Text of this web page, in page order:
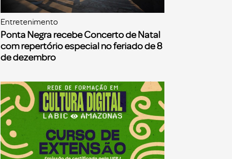
Entretenimento
Ponta Negra recebe Concerto de Natal
com repertório especial no feriado de 8
de dezembro